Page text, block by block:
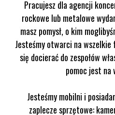
Pracujesz dla agencji
rockowe lub metalowe
masz pomysł, o kim
Jesteśmy otwarci na wszelkie
się docierać do zespołów
pomoc jest na
Jesteśmy mobilni i
zaplecze sprzętowe: